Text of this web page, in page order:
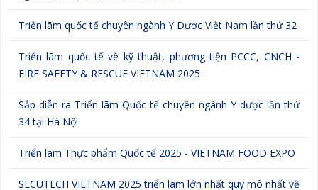
Triển lãm quốc tế chuyên ngành Y Dược Việt Nam lần thứ 32
Triển lãm quốc tế về kỹ thuật, phương tiện PCCC, CNCH -
FIRE SAFETY & RESCUE VIETNAM 2025
Sắp diễn ra Triển lãm Quốc tế chuyên ngành Y dược lần thứ
34 tại Hà Nội
Triển lãm Thực phẩm Quốc tế 2025 - VIETNAM FOOD EXPO
SECUTECH VIETNAM 2025 triển lãm lớn nhất quy mô nhất về